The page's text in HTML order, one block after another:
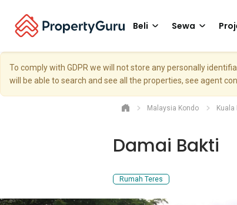
Beli Sewa
To comply with GDPR we will not store any personally
will be able to search and see all the properties, see agent
Malaysia Kondo Kuala
Damai Bakti
Rumah Teres